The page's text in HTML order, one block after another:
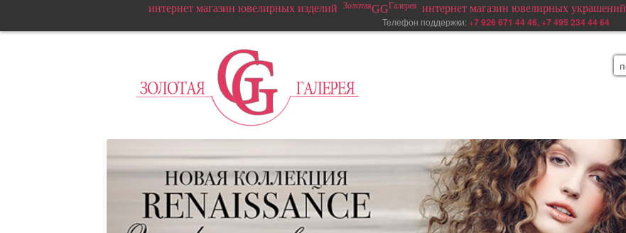
интернет магазин ювелирных изделий ЗолотаяGGГалерея интернет магазин ювелирных украшений
Телефон поддержки: +7 926 671 44 46, +7 495 234 44 64